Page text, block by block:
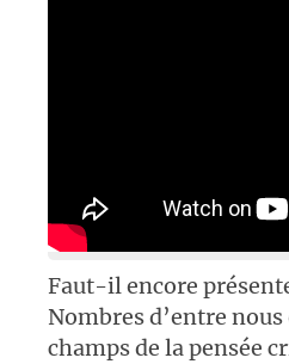
Faut-il encore
Nombres d’entre
champs de la pensée